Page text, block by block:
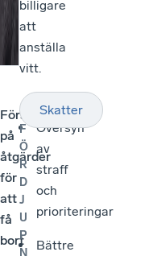
billigare
att
anställa
vitt.
Förslag
på
åtgärder
för
att
få
bort
Översyn
av
straff
och
prioriteringar
Bättre
Skatter
F
Ö
R
D
J
U
P